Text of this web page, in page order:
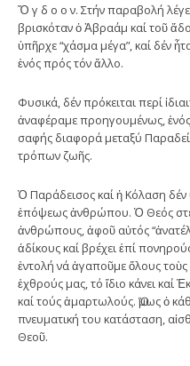
Ὄ γ δ ο ο ν. Στήν παραβολή
βρισκόταν ὁ Ἀβραάμ καί τοῦ
ὑπῆρχε “χάσμα μέγα”, καί δέν
ἑνός πρός τόν ἄλλο.
Φυσικά, δέν πρόκειται περί
ἀναφέραμε προηγουμένως,
σαφής διαφορά μεταξύ
τρόπων ζωῆς.
Ὁ Παράδεισος καί ἡ Κόλαση
ἐπόψεως ἀνθρώπου. Ὁ Θεός
ἀνθρώπους, ἀφοῦ αὐτός
ἀδίκους καί βρέχει ἐπί
ἐντολή νά ἀγαποῦμε ὅλους
ἐχθρούς μας, τό ἴδιο κάνει καί
καί τούς ἁμαρτωλούς. Ὅμως ὁ
πνευματική του κατάσταση,
Θεοῦ.